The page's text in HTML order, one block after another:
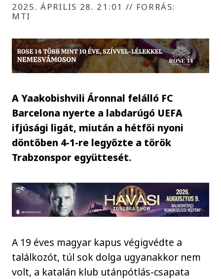
2025. ÁPRILIS 28. 21:01 // FORRÁS:
MTI
A Yaakobishvili Áronnal felálló FC
Barcelona nyerte a labdarúgó UEFA
ifjúsági ligát, miután a hétfői nyoni
döntőben 4-1-re legyőzte a török
Trabzonspor együttesét.
A 19 éves magyar kapus végigvédte a
találkozót, túl sok dolga ugyanakkor nem
volt, a katalán klub utánpótlás-csapata